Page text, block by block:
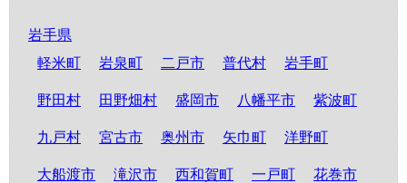
岩手県
軽米町
岩泉町 二戸市 普代村 岩手町
野田村 田野畑村 盛岡市 八幡平市 紫波町
九戸村 宮古市 奥州市 矢巾町 洋野町
大船渡市 滝沢市 西和賀町 一戸町 花巻市